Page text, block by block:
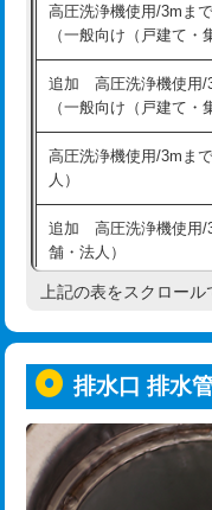
追加人工
廃棄・処分
※給水管工事は20mm
給水管工事※（バンド
給水管工事※（支持金
給水管工事※（保温材
め込み）)
給水管工事※（土の掘
業)
給水管工事※（塩ビ管
用/3ｍまで)
用（追加）/3ｍ超え)
給水管工事※（ライニ
管・ポリ管・HT管使用
給水管工事※（ライニ
高圧洗浄機使用/3mまで
（一般向け（戸建て・
追加 高圧洗浄機使用/
（一般向け（戸建て・
高圧洗浄機使用/3mま
人）
追加 高圧洗浄機使用/
舗・法人）
高度高圧洗浄換
トーラー機使用/3mまで
追加トーラー機使用/
カメラ調査
上記の表をスクロール
排水口 排水